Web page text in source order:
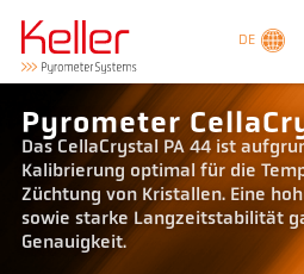
DE
Pyrometer
Das CellaCrystal PA 44 ist
Kalibrierung optimal für die
Züchtung von Kristallen. Eine
sowie starke Langzeitstabilität
Genauigkeit.